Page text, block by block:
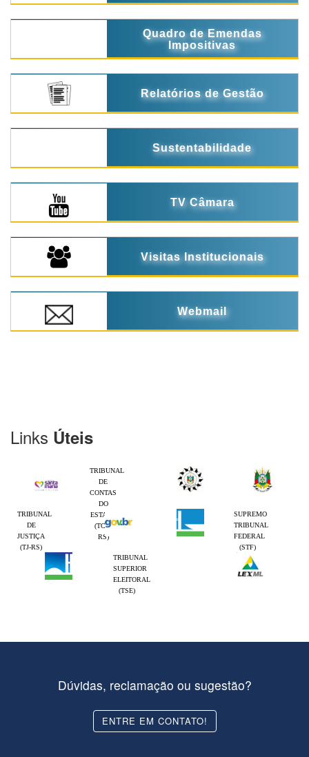
Quadro de Emendas
Impositivas
Relatórios de Gestão
Sustentabilidade
TV Câmara
Visitas Institucionais
Webmail
Links Úteis
TRIBUNAL
DE
CONTAS
DO
ESTADO
(TCE-
RS)
TRIBUNAL
DE
JUSTIÇA
(TJ-RS)
SUPREMO
TRIBUNAL
FEDERAL
(STF)
TRIBUNAL
SUPERIOR
ELEITORAL
(TSE)
Dúvidas, reclamação ou sugestão?
ENTRE EM CONTATO!